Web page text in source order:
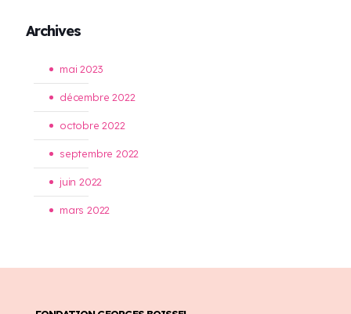
Archives
mai 2023
décembre 2022
octobre 2022
septembre 2022
juin 2022
mars 2022